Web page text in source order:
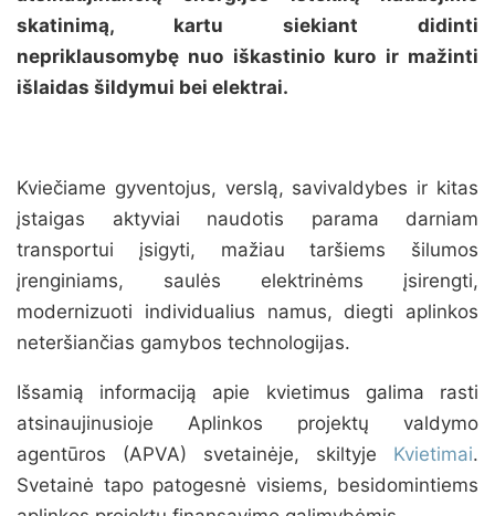
skatinimą, kartu siekiant didinti
nepriklausomybę nuo iškastinio kuro ir mažinti
išlaidas šildymui bei elektrai.
Kviečiame gyventojus, verslą, savivaldybes ir kitas
įstaigas aktyviai naudotis parama darniam
transportui įsigyti, mažiau taršiems šilumos
įrenginiams, saulės elektrinėms įsirengti,
modernizuoti individualius namus, diegti aplinkos
neteršiančias gamybos technologijas.
Išsamią informaciją apie kvietimus galima rasti
atsinaujinusioje Aplinkos projektų valdymo
agentūros (APVA) svetainėje, skiltyje Kvietimai.
Svetainė tapo patogesnė visiems, besidomintiems